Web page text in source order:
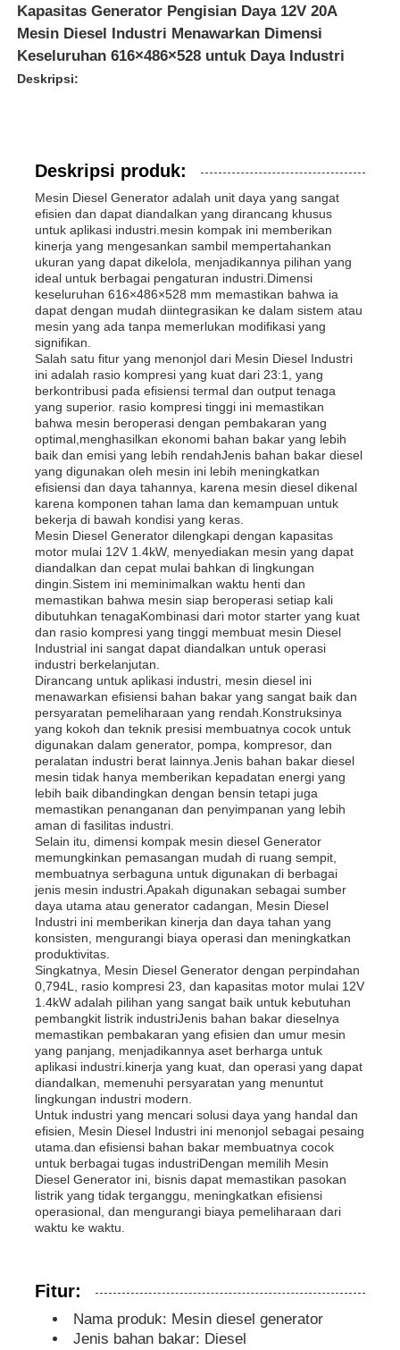
Rumah
Produk
Video
Tentang kita
Wisata pabrik
Kontrol kualitas
Hubungi kami
Berita
Semua Kasus
Quote request suatu
genset diesel
set generator bensin
Genset Inverter
Set Generator Portable
set generator industri
Genset Digital
Open Frame Generator
Kapasitas Generator Pengisian Daya 12V 20A
Mesin Diesel Industri Menawarkan Dimensi
Keseluruhan 616×486×528 untuk Daya Industri
Deskripsi:
Deskripsi produk:
Mesin Diesel Generator adalah unit daya yang sangat
efisien dan dapat diandalkan yang dirancang khusus
untuk aplikasi industri.mesin kompak ini memberikan
kinerja yang mengesankan sambil mempertahankan
ukuran yang dapat dikelola, menjadikannya pilihan yang
ideal untuk berbagai pengaturan industri.Dimensi
keseluruhan 616×486×528 mm memastikan bahwa ia
dapat dengan mudah diintegrasikan ke dalam sistem atau
mesin yang ada tanpa memerlukan modifikasi yang
signifikan.
Salah satu fitur yang menonjol dari Mesin Diesel Industri
ini adalah rasio kompresi yang kuat dari 23:1, yang
berkontribusi pada efisiensi termal dan output tenaga
yang superior. rasio kompresi tinggi ini memastikan
bahwa mesin beroperasi dengan pembakaran yang
optimal,menghasilkan ekonomi bahan bakar yang lebih
baik dan emisi yang lebih rendahJenis bahan bakar diesel
yang digunakan oleh mesin ini lebih meningkatkan
efisiensi dan daya tahannya, karena mesin diesel dikenal
karena komponen tahan lama dan kemampuan untuk
bekerja di bawah kondisi yang keras.
Mesin Diesel Generator dilengkapi dengan kapasitas
motor mulai 12V 1.4kW, menyediakan mesin yang dapat
diandalkan dan cepat mulai bahkan di lingkungan
dingin.Sistem ini meminimalkan waktu henti dan
memastikan bahwa mesin siap beroperasi setiap kali
dibutuhkan tenagaKombinasi dari motor starter yang kuat
dan rasio kompresi yang tinggi membuat mesin Diesel
Industrial ini sangat dapat diandalkan untuk operasi
industri berkelanjutan.
Dirancang untuk aplikasi industri, mesin diesel ini
menawarkan efisiensi bahan bakar yang sangat baik dan
persyaratan pemeliharaan yang rendah.Konstruksinya
yang kokoh dan teknik presisi membuatnya cocok untuk
digunakan dalam generator, pompa, kompresor, dan
peralatan industri berat lainnya.Jenis bahan bakar diesel
mesin tidak hanya memberikan kepadatan energi yang
lebih baik dibandingkan dengan bensin tetapi juga
memastikan penanganan dan penyimpanan yang lebih
aman di fasilitas industri.
Selain itu, dimensi kompak mesin diesel Generator
memungkinkan pemasangan mudah di ruang sempit,
membuatnya serbaguna untuk digunakan di berbagai
jenis mesin industri.Apakah digunakan sebagai sumber
daya utama atau generator cadangan, Mesin Diesel
Industri ini memberikan kinerja dan daya tahan yang
konsisten, mengurangi biaya operasi dan meningkatkan
produktivitas.
Singkatnya, Mesin Diesel Generator dengan perpindahan
0,794L, rasio kompresi 23, dan kapasitas motor mulai 12V
1.4kW adalah pilihan yang sangat baik untuk kebutuhan
pembangkit listrik industriJenis bahan bakar dieselnya
memastikan pembakaran yang efisien dan umur mesin
yang panjang, menjadikannya aset berharga untuk
aplikasi industri.kinerja yang kuat, dan operasi yang dapat
diandalkan, memenuhi persyaratan yang menuntut
lingkungan industri modern.
Untuk industri yang mencari solusi daya yang handal dan
efisien, Mesin Diesel Industri ini menonjol sebagai pesaing
utama.dan efisiensi bahan bakar membuatnya cocok
untuk berbagai tugas industriDengan memilih Mesin
Diesel Generator ini, bisnis dapat memastikan pasokan
listrik yang tidak terganggu, meningkatkan efisiensi
operasional, dan mengurangi biaya pemeliharaan dari
waktu ke waktu.
Fitur:
Nama produk: Mesin diesel generator
Jenis bahan bakar: Diesel